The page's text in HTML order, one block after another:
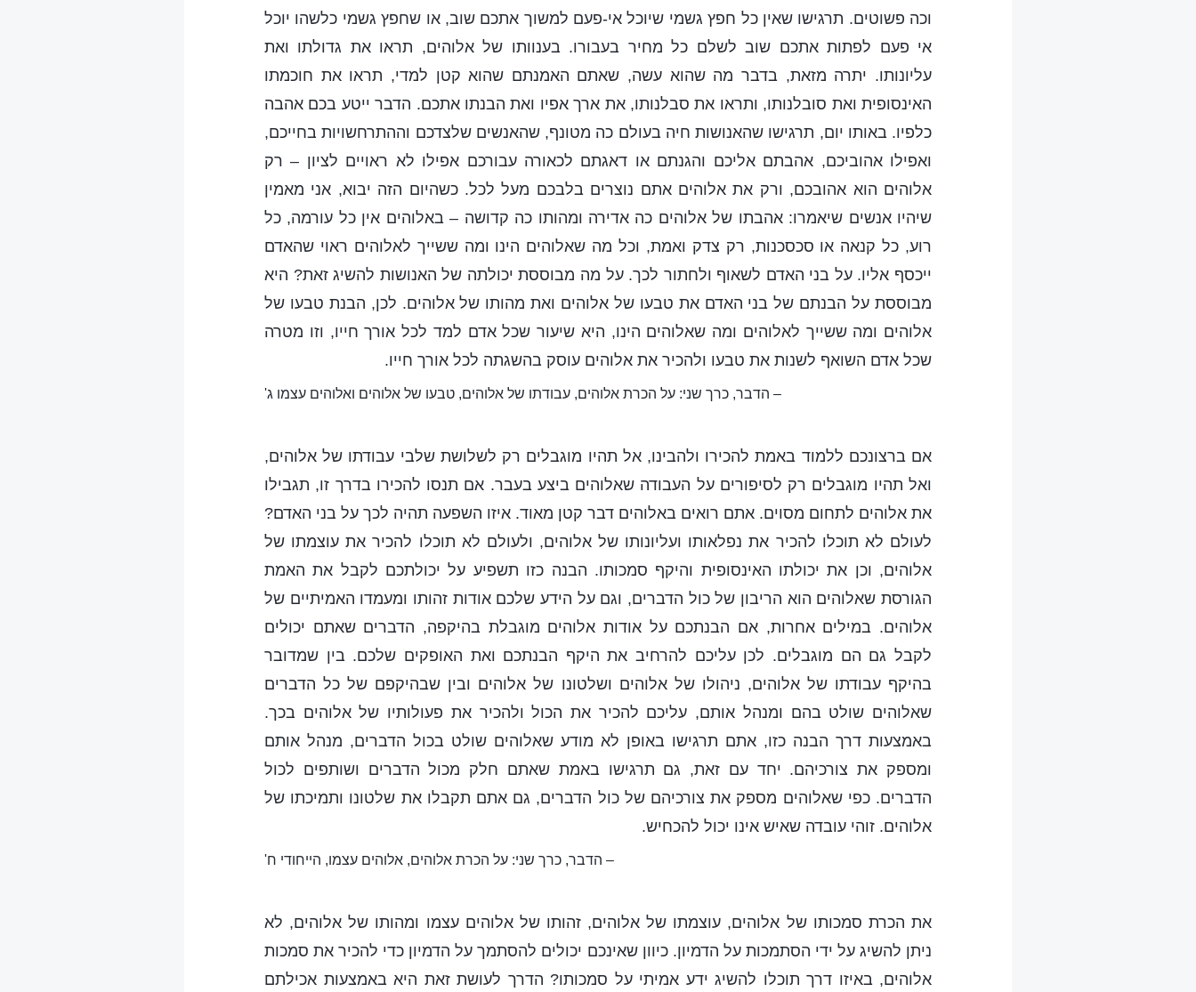
וכה פשוטים. תרגישו שאין כל חפץ גשמי שיוכל אי-פעם למשוך אתכם שוב, או שחפץ גשמי כלשהו יוכל
אי פעם לפתות אתכם שוב לשלם כל מחיר בעבורו. בענוותו של אלוהים, תראו את גדולתו ואת
עליונותו. יתרה מזאת, בדבר מה שהוא עשה, שאתם האמנתם שהוא קטן למדי, תראו את חוכמתו
האינסופית ואת סובלנותו, ותראו את סבלנותו, את ארך אפיו ואת הבנתו אתכם. הדבר ייטע בכם אהבה
כלפיו. באותו יום, תרגישו שהאנושות חיה בעולם כה מטונף, שהאנשים שלצדכם וההתרחשויות בחייכם,
ואפילו אהוביכם, אהבתם אליכם והגנתם או דאגתם לכאורה עבורכם אפילו לא ראויים לציון – רק
אלוהים הוא אהובכם, ורק את אלוהים אתם נוצרים בלבכם מעל לכל. כשהיום הזה יבוא, אני מאמין
שיהיו אנשים שיאמרו: אהבתו של אלוהים כה אדירה ומהותו כה קדושה – באלוהים אין כל עורמה, כל
רוע, כל קנאה או סכסכנות, רק צדק ואמת, וכל מה שאלוהים הינו ומה ששייך לאלוהים ראוי שהאדם
ייכסף אליו. על בני האדם לשאוף ולחתור לכך. על מה מבוססת יכולתה של האנושות להשיג זאת? היא
מבוססת על הבנתם של בני האדם את טבעו של אלוהים ואת מהותו של אלוהים. לכן, הבנת טבעו של
אלוהים ומה ששייך לאלוהים ומה שאלוהים הינו, היא שיעור שכל אדם למד לכל אורך חייו, וזו מטרה
שכל אדם השואף לשנות את טבעו ולהכיר את אלוהים עוסק בהשגתה לכל אורך חייו.
– הדבר, כרך שני: על הכרת אלוהים, עבודתו של אלוהים, טבעו של אלוהים ואלוהים עצמו ג'
אם ברצונכם ללמוד באמת להכירו ולהבינו, אל תהיו מוגבלים רק לשלושת שלבי עבודתו של אלוהים,
ואל תהיו מוגבלים רק לסיפורים על העבודה שאלוהים ביצע בעבר. אם תנסו להכירו בדרך זו, תגבילו
את אלוהים לתחום מסוים. אתם רואים באלוהים דבר קטן מאוד. איזו השפעה תהיה לכך על בני האדם?
לעולם לא תוכלו להכיר את נפלאותו ועליונותו של אלוהים, ולעולם לא תוכלו להכיר את עוצמתו של
אלוהים, וכן את יכולתו האינסופית והיקף סמכותו. הבנה כזו תשפיע על יכולתכם לקבל את האמת
הגורסת שאלוהים הוא הריבון של כול הדברים, וגם על הידע שלכם אודות זהותו ומעמדו האמיתיים של
אלוהים. במילים אחרות, אם הבנתכם על אודות אלוהים מוגבלת בהיקפה, הדברים שאתם יכולים
לקבל גם הם מוגבלים. לכן עליכם להרחיב את היקף הבנתכם ואת האופקים שלכם. בין שמדובר
בהיקף עבודתו של אלוהים, ניהולו של אלוהים ושלטונו של אלוהים ובין שבהיקפם של כל הדברים
שאלוהים שולט בהם ומנהל אותם, עליכם להכיר את הכול ולהכיר את פעולותיו של אלוהים בכך.
באמצעות דרך הבנה כזו, אתם תרגישו באופן לא מודע שאלוהים שולט בכול הדברים, מנהל אותם
ומספק את צורכיהם. יחד עם זאת, גם תרגישו באמת שאתם חלק מכול הדברים ושותפים לכול
הדברים. כפי שאלוהים מספק את צורכיהם של כול הדברים, גם אתם תקבלו את שלטונו ותמיכתו של
אלוהים. זוהי עובדה שאיש אינו יכול להכחיש.
– הדבר, כרך שני: על הכרת אלוהים, אלוהים עצמו, הייחודי ח'
את הכרת סמכותו של אלוהים, עוצמתו של אלוהים, זהותו של אלוהים עצמו ומהותו של אלוהים, לא
ניתן להשיג על ידי הסתמכות על הדמיון. כיוון שאינכם יכולים להסתמך על הדמיון כדי להכיר את סמכות
אלוהים, באיזו דרך תוכלו להשיג ידע אמיתי על סמכותו? הדרך לעושת זאת היא באמצעות אכילתם